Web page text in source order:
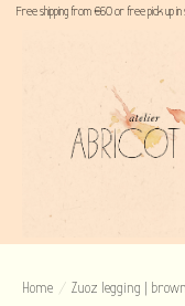
Free shipping from €60 or free pick up
Home / Zuoz legging |